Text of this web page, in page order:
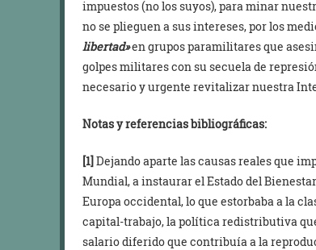
impuestos (no los suyos), para minar
no se plieguen a sus intereses, por los
libertad»en grupos paramilitares que
golpes militares con su secuela de
necesario y urgente revitalizar nuestra
Notas y referencias bibliográficas:
[1]Dejando aparte las causas reales que
Mundial, a instaurar el Estado del
Europa occidental, lo que estorbaba a la
capital-trabajo, la política redistributiva
salario diferido que contribuía a la